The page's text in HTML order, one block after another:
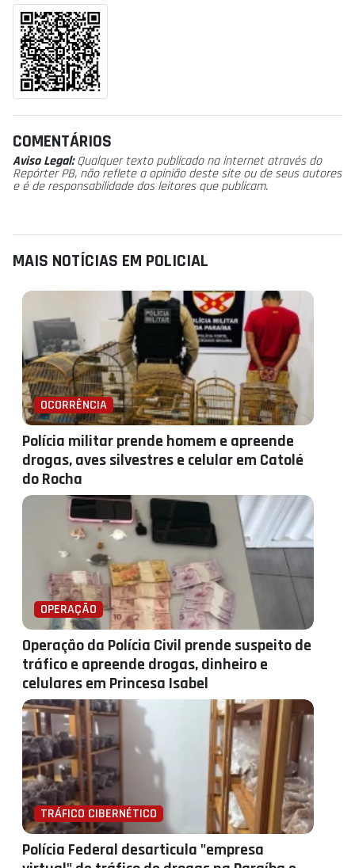
COMENTÁRIOS
Aviso Legal:Qualquer texto publicado na internet através do
Repórter PB, não reflete a opinião deste site ou de seus autores
e é de responsabilidade dos leitores que publicam.
MAIS NOTÍCIAS EM POLICIAL
OCORRÊNCIA
Polícia militar prende homem e apreende
drogas, aves silvestres e celular em Catolé
do Rocha
OPERAÇÃO
Operação da Polícia Civil prende suspeito de
tráfico e apreende drogas, dinheiro e
celulares em Princesa Isabel
TRÁFICO CIBERNÉTICO
Polícia Federal desarticula "empresa